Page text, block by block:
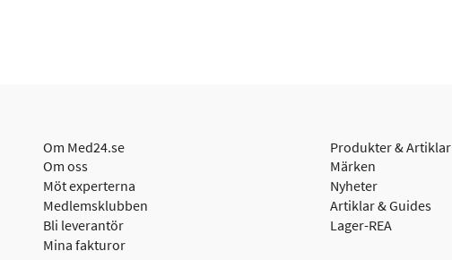
Om Med24.se
Om oss
Möt experterna
Medlemsklubben
Bli leverantör
Mina fakturor
Produkter & Artiklar
Märken
Nyheter
Artiklar & Guides
Lager-REA